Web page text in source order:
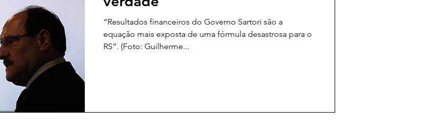
“Resultados financeiros do Governo Sartori são a
equação mais exposta de uma fórmula desastrosa para o
RS”. (Foto: Guilherme...